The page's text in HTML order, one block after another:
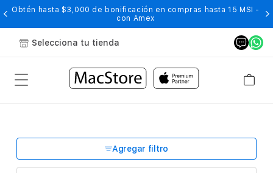
Obtén hasta $3,000 de bonificación en compras hasta 15 MSI -
con Amex
Selecciona tu tienda
Agregar filtro